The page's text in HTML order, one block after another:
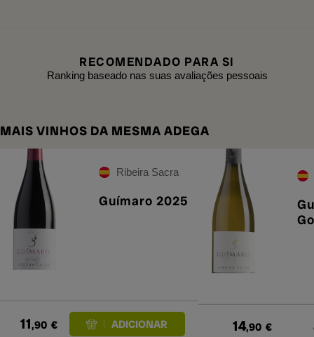
RECOMENDADO PARA SI
Ranking baseado nas suas avaliações pessoais
MAIS VINHOS DA MESMA ADEGA
Ribeira Sacra
Guímaro 2025
11,90 € 14,90 €